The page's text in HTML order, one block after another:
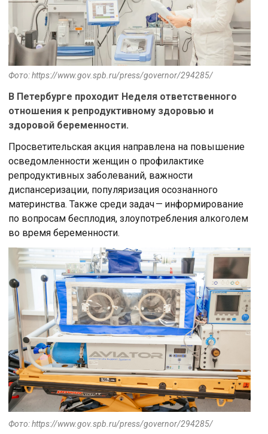
Фото: https://www.gov.spb.ru/press/governor/294285/
В Петербурге проходит Неделя ответственного
отношения к репродуктивному здоровью и
здоровой беременности.
Просветительская акция направлена на повышение
осведомленности женщин о профилактике
репродуктивных заболеваний, важности
диспансеризации, популяризация осознанного
материнства. Также среди задач — информирование
по вопросам бесплодия, злоупотребления алкоголем
во время беременности.
Фото: https://www.gov.spb.ru/press/governor/294285/